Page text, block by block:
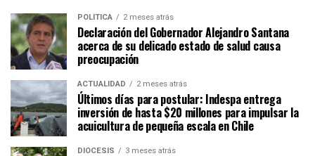
POLÍTICA 2 meses atrás
Declaración del Gobernador Alejandro Santana
acerca de su delicado estado de salud causa
preocupación
ACTUALIDAD 2 meses atrás
Últimos días para postular: Indespa entrega
inversión de hasta $20 millones para impulsar la
acuicultura de pequeña escala en Chile
DIÓCESIS 3 meses atrás